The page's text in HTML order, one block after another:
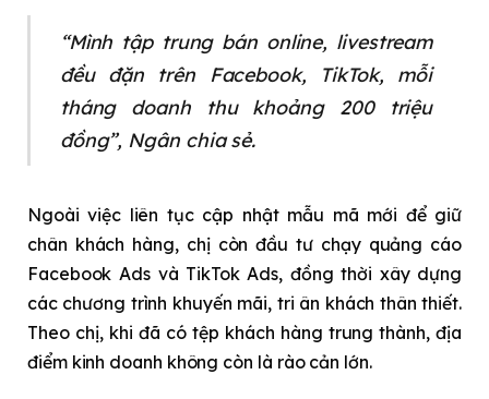
“Mình tập trung bán online, livestream
đều đặn trên Facebook, TikTok, mỗi
tháng doanh thu khoảng 200 triệu
đồng”, Ngân chia sẻ.
Ngoài việc liên tục cập nhật mẫu mã mới để giữ
chân khách hàng, chị còn đầu tư chạy quảng cáo
Facebook Ads và TikTok Ads, đồng thời xây dựng
các chương trình khuyến mãi, tri ân khách thân thiết.
Theo chị, khi đã có tệp khách hàng trung thành, địa
điểm kinh doanh không còn là rào cản lớn.